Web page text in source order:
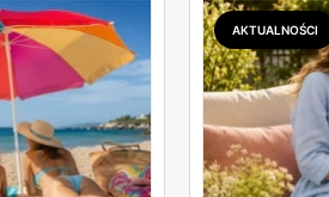
AKTUALNOŚCI